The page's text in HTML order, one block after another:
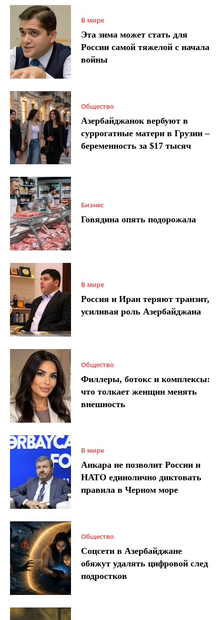
В мире
Эта зима может стать для
России самой тяжелой с начала
войны
Общество
Азербайджанок вербуют в
суррогатные матери в Грузии –
беременность за $17 тысяч
Бизнес
Говядина опять подорожала
В мире
Россия и Иран теряют транзит,
усиливая роль Азербайджана
Общество
Филлеры, ботокс и комплексы:
что толкает женщин менять
внешность
В мире
Анкара не позволит России и
НАТО единолично диктовать
правила в Черном море
Общество
Соцсети в Азербайджане
обяжут удалять цифровой след
подростков